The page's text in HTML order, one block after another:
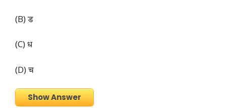
(B) ड
(C) ध
(D) च
Show Answer